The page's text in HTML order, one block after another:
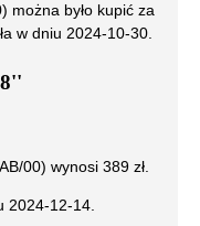
można było kupić za
w dniu 2024-10-30
00) wynosi 389 zł.
2024-12-14